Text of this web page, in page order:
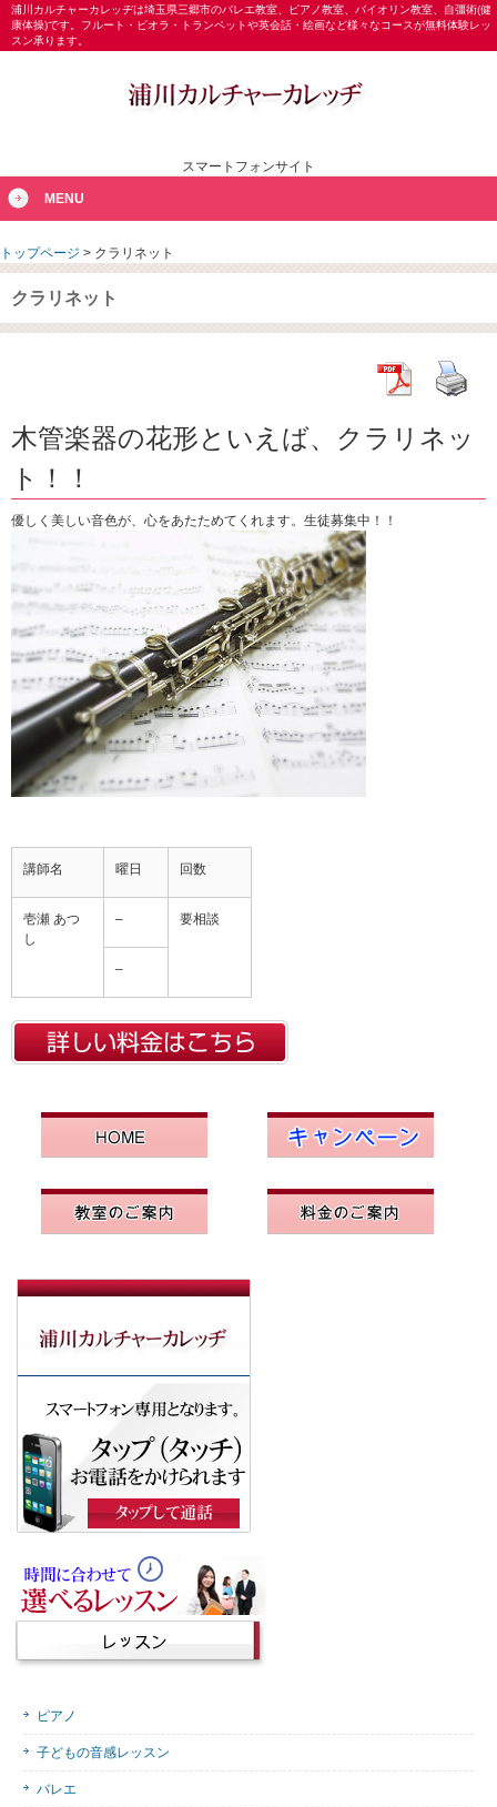
浦川カルチャーカレッヂは埼玉県三郷市のバレエ教室、ピアノ教室、バイオリン教室、自彊術(健
康体操)です。フルート・ビオラ・トランペットや英会話・絵画など様々なコースが無料体験レッ
スン承ります。
スマートフォンサイト
MENU
トップページ > クラリネット
クラリネット
木管楽器の花形といえば、クラリネッ
ト！！
優しく美しい音色が、心をあたためてくれます。生徒募集中！！
講師名 曜日 回数
壱瀬 あつ
し
– 要相談
–
ピアノ
子どもの音感レッスン
バレエ